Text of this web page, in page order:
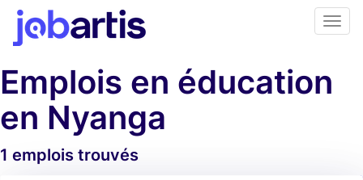
Emplois en éducation
en Nyanga
1 emplois trouvés